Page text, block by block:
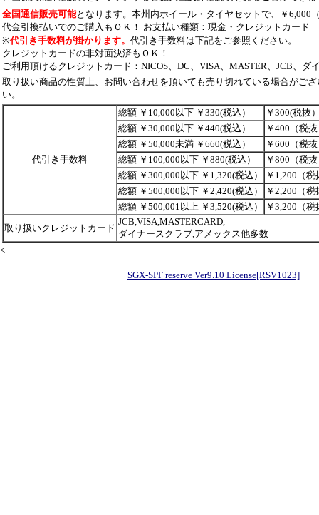
全国通信販売可能となります。本州内ホイール・タイヤセットで、￥6,000
代金引換払いでのご購入もＯＫ！ お支払い種類：現金・クレジットカード
※代引き手数料が掛かります。 代引き手数料は下記をご参照ください。
クレジットカードの非対面決済もＯＫ！
ご利用頂けるクレジットカード：NICOS、DC、VISA、MASTER、JCB、ダ
取り扱い商品の性質上、お問い合わせを頂いても売り切れている場合がご
い。
代引き手数料
総額 ￥10,000以下 ￥330(税込）
￥300(税抜
総額 ￥30,000以下 ￥440(税込）
￥400（税
総額 ￥50,000未満 ￥660(税込）
￥600（税
総額 ￥100,000以下 ￥880(税込）
￥800（税
総額 ￥300,000以下 ￥1,320(税込）
￥1,200（税
総額 ￥500,000以下 ￥2,420(税込）
￥2,200（税
総額 ￥500,001以上 ￥3,520(税込）
￥3,200（税
取り扱いクレジットカード
JCB,VISA,MASTERCARD,
ダイナースクラブ,アメックス他多数
<
SGX-SPF reserve Ver9.10 License[RSV1023]